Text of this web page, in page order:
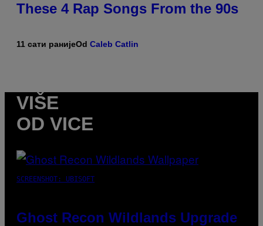
These 4 Rap Songs From the 90s
11 сати ранијеOd Caleb Catlin
VIŠE
OD VICE
SCREENSHOT: UBISOFT
Ghost Recon Wildlands Upgrade